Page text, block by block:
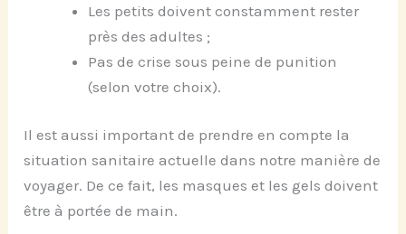
Les petits doivent constamment rester
près des adultes ;
Pas de crise sous peine de punition
(selon votre choix).
Il est aussi important de prendre en compte la
situation sanitaire actuelle dans notre manière de
voyager. De ce fait, les masques et les gels doivent
être à portée de main.